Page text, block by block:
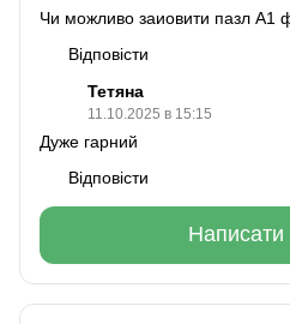
Чи можливо заиовити пазл А1
Відповісти
Тетяна
11.10.2025 в 15:15
Дуже гарний
Відповісти
Написати